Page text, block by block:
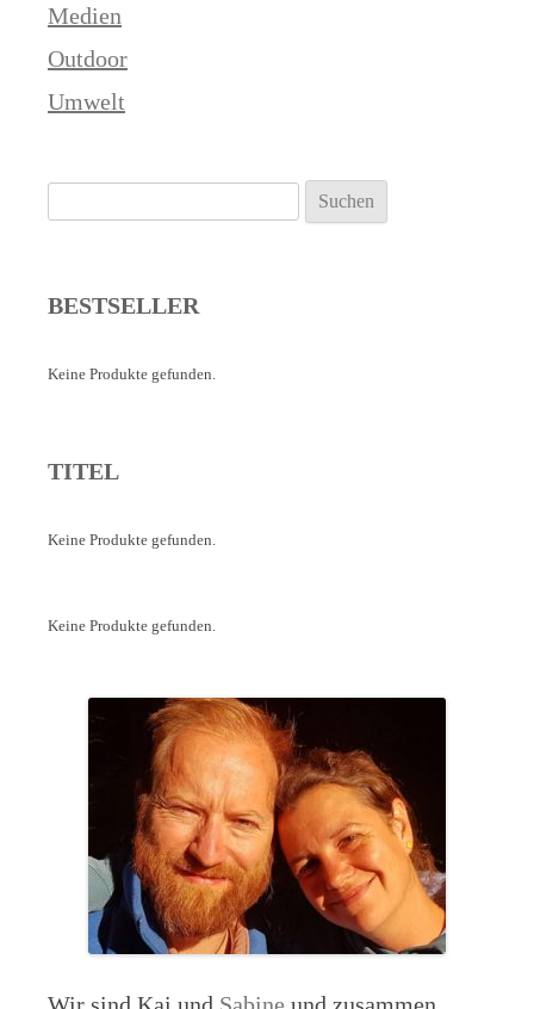
Medien
Outdoor
Umwelt
nach:
BESTSELLER
Keine Produkte gefunden.
TITEL
Keine Produkte gefunden.
Keine Produkte gefunden.